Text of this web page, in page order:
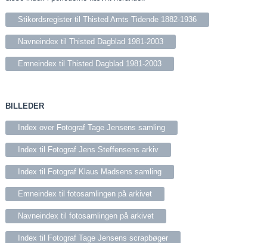
Stikordsregister til Thisted Amts Tidende 1882-1936
Navneindex til Thisted Dagblad 1981-2003
Emneindex til Thisted Dagblad 1981-2003
BILLEDER
Index over Fotograf Tage Jensens samling
Index til Fotograf Jens Steffensens arkiv
Index til Fotograf Klaus Madsens samling
Emneindex til fotosamlingen på arkivet
Navneindex til fotosamlingen på arkivet
Index til Fotograf Tage Jensens scrapbøger